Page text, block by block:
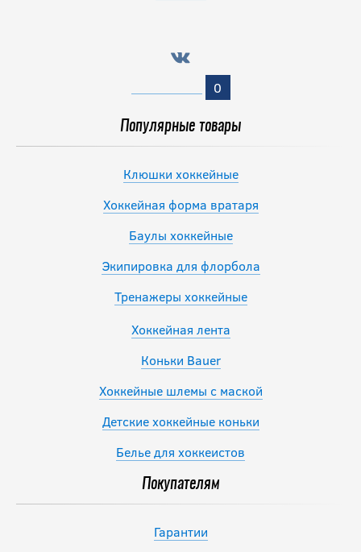
0
Популярные товары
Клюшки хоккейные
Хоккейная форма вратаря
Баулы хоккейные
Экипировка для флорбола
Тренажеры хоккейные
Хоккейная лента
Коньки Bauer
Хоккейные шлемы с маской
Детские хоккейные коньки
Белье для хоккеистов
Покупателям
Гарантии